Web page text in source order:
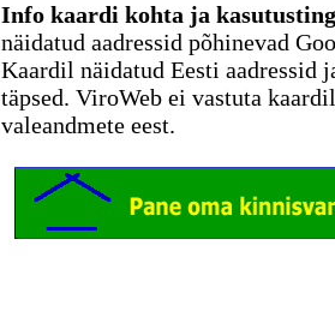
Info kaardi kohta ja
näidatud aadressid põhinevad
Kaardil näidatud Eesti aadressid
täpsed. ViroWeb ei vastuta
valeandmete eest.